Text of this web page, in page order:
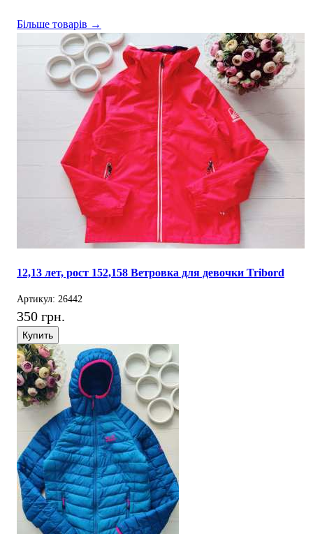
Більше товарів →
12,13 лет, рост 152,158 Ветровка для девочки Tribord
Артикул: 26442
350 грн.
Купить